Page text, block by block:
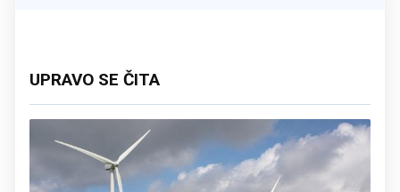
UPRAVO SE ČITA